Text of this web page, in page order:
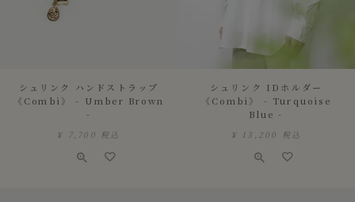
シュリンク ハンドストラップ
《Combi》 - Umber Brown
-
¥ 7,700 税込
シュリンク IDホルダー
《Combi》 - Turquoise
Blue -
¥ 13,200 税込